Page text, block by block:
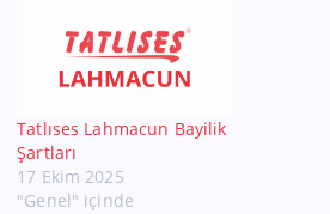
Tatlıses Lahmacun Bayilik
Şartları
17 Ekim 2025
"Genel" içinde